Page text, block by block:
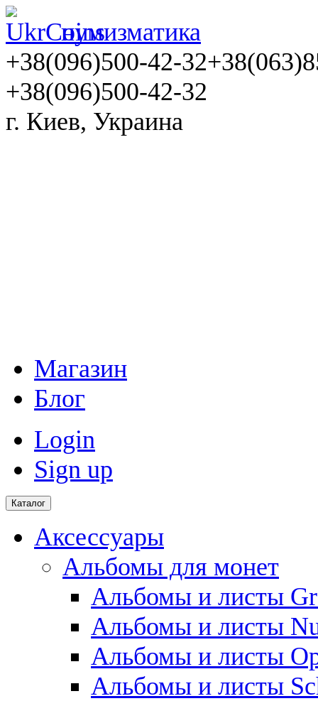
нумизматика
+38(096)500-42-32
+38(096)500-42-32
г. Киев, Украина
Магазин
Блог
Login
Sign up
Каталог
Аксессуары
Альбомы для монет
Альбомы и листы
Альбомы и листы
Альбомы и листы
Альбомы и листы